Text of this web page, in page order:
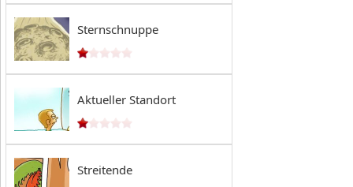
Sternschnuppe
Aktueller Standort
Streitende